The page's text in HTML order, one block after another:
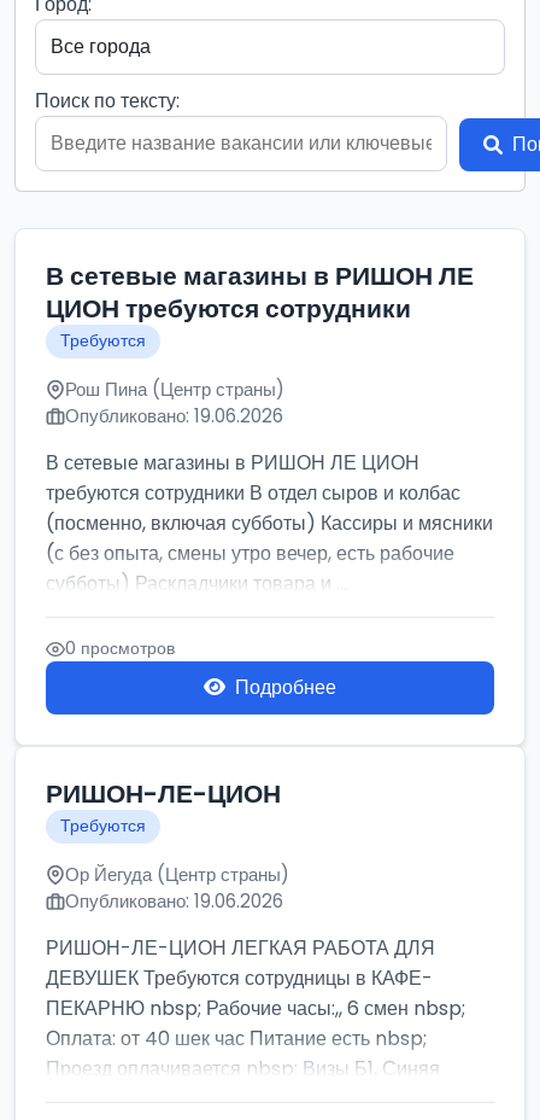
Поиск по тексту:
В сетевые магазины в РИШОН ЛЕ
ЦИОН требуются сотрудники
Требуются
Рош Пина (Центр страны)
Опубликовано: 19.06.2026
В сетевые магазины в РИШОН ЛЕ ЦИОН
требуются сотрудники В отдел сыров и колбас
(посменно, включая субботы) Кассиры и мясники
(с без опыта, смены утро вечер, есть рабочие
субботы) Раскладчики товара и ...
0 просмотров
Подробнее
РИШОН-ЛЕ-ЦИОН
Требуются
Ор Йегуда (Центр страны)
Опубликовано: 19.06.2026
РИШОН-ЛЕ-ЦИОН ЛЕГКАЯ РАБОТА ДЛЯ
ДЕВУШЕК Требуются сотрудницы в КАФЕ-
ПЕКАРНЮ nbsp; Рабочие часы:,, 6 смен nbsp;
Оплата: от 40 шек час Питание есть nbsp;
Проезд оплачивается nbsp; Визы Б1, Синяя
бумага,...